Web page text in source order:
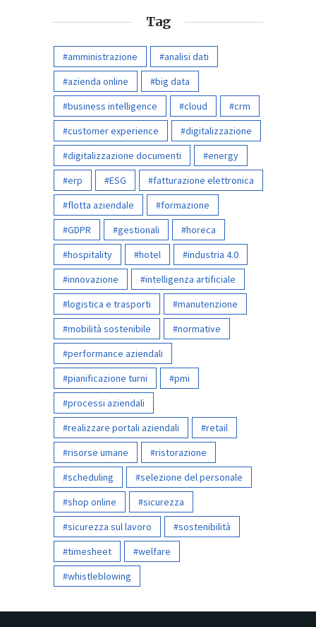
Tag
amministrazione
analisi dati
azienda online
big data
business intelligence
cloud
crm
customer experience
digitalizzazione
digitalizzazione documenti
energy
erp
ESG
fatturazione elettronica
flotta aziendale
formazione
GDPR
gestionali
horeca
hospitality
hotel
industria 4.0
innovazione
intelligenza artificiale
logistica e trasporti
manutenzione
mobilità sostenibile
normative
performance aziendali
pianificazione turni
pmi
processi aziendali
realizzare portali aziendali
retail
risorse umane
ristorazione
scheduling
selezione del personale
shop online
sicurezza
sicurezza sul lavoro
sostenibilità
timesheet
welfare
whistleblowing